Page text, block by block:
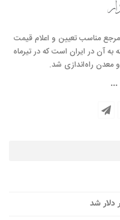
مناسب تعیین و اعلام قیمت
آن در ایران است که در تیرماه
...